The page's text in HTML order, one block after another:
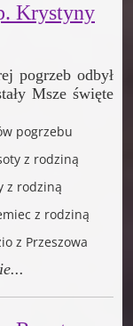
Krystyny
pogrzeb odbył
Msze święte
pogrzebu
z rodziną
z rodziną
z rodziną
z Przeszowa
...